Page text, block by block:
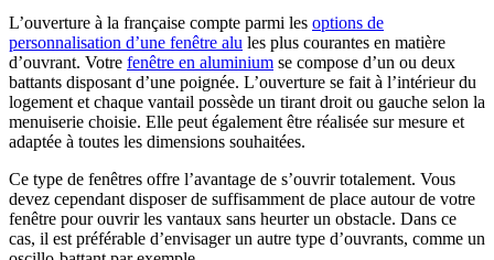
L’ouverture à la française compte parmi les options de
personnalisation d’une fenêtre alu les plus courantes en matière
d’ouvrant. Votre fenêtre en aluminium se compose d’un ou deux
battants disposant d’une poignée. L’ouverture se fait à l’intérieur du
logement et chaque vantail possède un tirant droit ou gauche selon la
menuiserie choisie. Elle peut également être réalisée sur mesure et
adaptée à toutes les dimensions souhaitées.
Ce type de fenêtres offre l’avantage de s’ouvrir totalement. Vous
devez cependant disposer de suffisamment de place autour de votre
fenêtre pour ouvrir les vantaux sans heurter un obstacle. Dans ce
cas, il est préférable d’envisager un autre type d’ouvrants, comme un